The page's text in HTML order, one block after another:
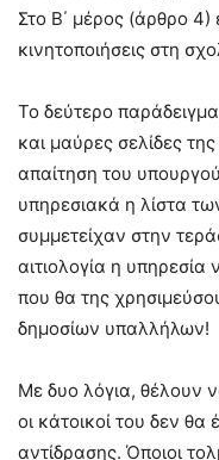
Στο Β΄ μέρος (άρθρο 4)
κινητοποιήσεις στη
Το δεύτερο
και μαύρες σελίδες
απαίτηση του
υπηρεσιακά η λίστα
συμμετείχαν στην
αιτιολογία η υπηρεσία
που θα της
δημοσίων υπαλλήλων!
Με δυο λόγια, θέλουν
οι κάτοικοί του δεν
αντίδρασης. Όποιοι